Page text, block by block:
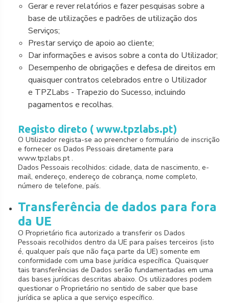
Gerar e rever relatórios e fazer pesquisas sobre a
base de utilizações e padrões de utilização dos
Serviços;
Prestar serviço de apoio ao cliente;
Dar informações e avisos sobre a conta do Utilizador;
Desempenho de obrigações e defesa de direitos em
quaisquer contratos celebrados entre o Utilizador
e TPZLabs - Trapezio do Sucesso, incluindo
pagamentos e recolhas.
Registo direto ( www.tpzlabs.pt)
O Utilizador regista-se ao preencher o formulário de inscrição
e fornecer os Dados Pessoais diretamente para
www.tpzlabs.pt .
Dados Pessoais recolhidos: cidade, data de nascimento, e-
mail, endereço, endereço de cobrança, nome completo,
número de telefone, país.
Transferência de dados para fora
da UE
O Proprietário fica autorizado a transferir os Dados
Pessoais recolhidos dentro da UE para países terceiros (isto
é, qualquer país que não faça parte da UE) somente em
conformidade com uma base jurídica específica. Quaisquer
tais transferências de Dados serão fundamentadas em uma
das bases jurídicas descritas abaixo. Os utilizadores podem
questionar o Proprietário no sentido de saber que base
jurídica se aplica a que serviço específico.